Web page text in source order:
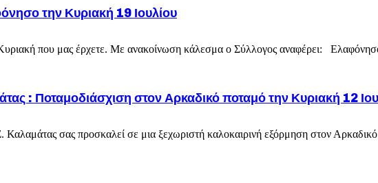
την Κυριακή 19 Ιουλίου
που μας έρχετε. Με ανακοίνωση κάλεσμα ο Σύλλογος αναφέρει:
: Ποταμοδιάσχιση στον Αρκαδικό ποταμό την Κυριακή 12
σας προσκαλεί σε μια ξεχωριστή καλοκαιρινή εξόρμηση στον